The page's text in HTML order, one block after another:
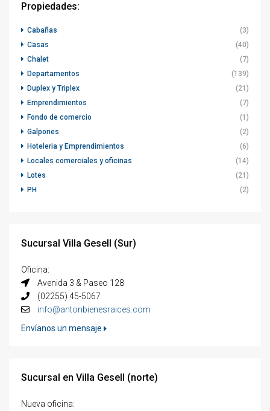
Propiedades:
Cabañas
(3)
Casas
(40)
Chalet
(7)
Departamentos
(139)
Duplex y Triplex
(21)
Emprendimientos
(7)
Fondo de comercio
(1)
Galpones
(2)
Hoteleria y Emprendimientos
(6)
Locales comerciales y oficinas
(14)
Lotes
(21)
PH
(2)
Sucursal Villa Gesell (Sur)
Oficina:
Avenida 3 & Paseo 128
(02255) 45-5067
info@antonbienesraices.com
Envíanos un mensaje
Sucursal en Villa Gesell (norte)
Nueva oficina: